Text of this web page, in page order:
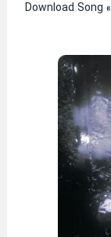
Download Song «